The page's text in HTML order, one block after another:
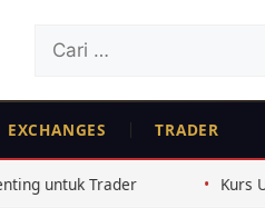
Cari
EXCHANGES TRADER
Kurs USD IDR 2026: 5